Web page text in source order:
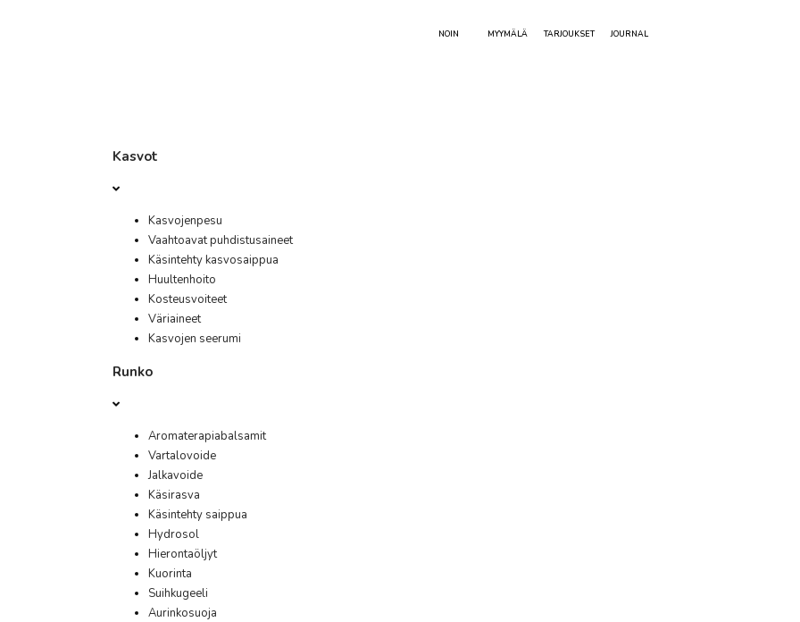
NOIN MYYMÄLÄ TARJOUKSET JOURNAL
Kasvot
Kasvojenpesu
Vaahtoavat puhdistusaineet
Käsintehty kasvosaippua
Huultenhoito
Kosteusvoiteet
Väriaineet
Kasvojen seerumi
Runko
Aromaterapiabalsamit
Vartalovoide
Jalkavoide
Käsirasva
Käsintehty saippua
Hydrosol
Hierontaöljyt
Kuorinta
Suihkugeeli
Aurinkosuoja